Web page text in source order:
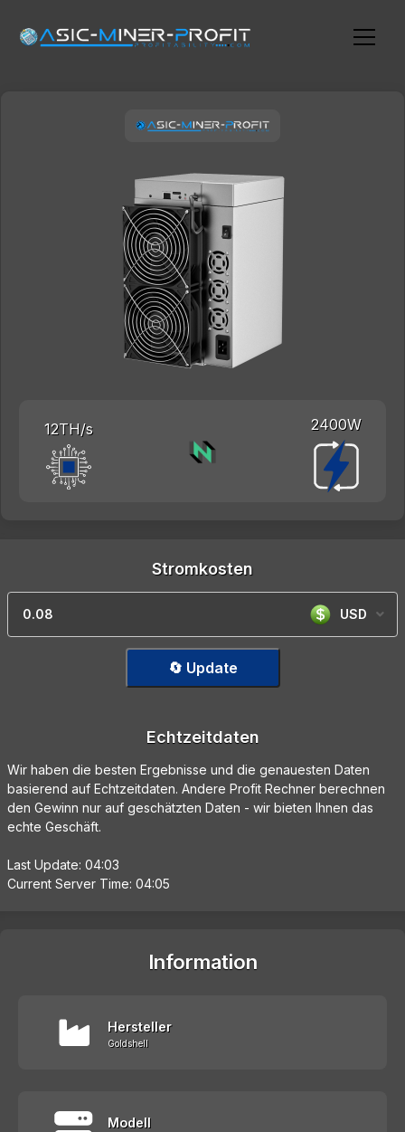
12TH/s 2400W
Stromkosten
USD
🔄 Update
Echtzeitdaten
Wir haben die besten Ergebnisse und die genauesten Daten
basierend auf Echtzeitdaten. Andere Profit Rechner berechnen
den Gewinn nur auf geschätzten Daten - wir bieten Ihnen das
echte Geschäft.
Last Update: 04:03
Current Server Time: 04:05
Information
Hersteller
Goldshell
Modell